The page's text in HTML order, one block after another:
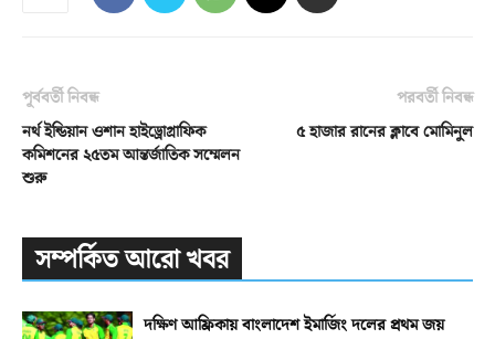
পূর্ববর্তী নিবন্ধ
নর্থ ইন্ডিয়ান ওশান হাইড্রোগ্রাফিক
কমিশনের ২৫তম আন্তর্জাতিক সম্মেলন
শুরু
পরবর্তী নিবন্ধ
৫ হাজার রানের ক্লাবে মোমিনুল
সম্পর্কিত আরো খবর
দক্ষিণ আফ্রিকায় বাংলাদেশ ইমার্জিং দলের প্রথম জয়